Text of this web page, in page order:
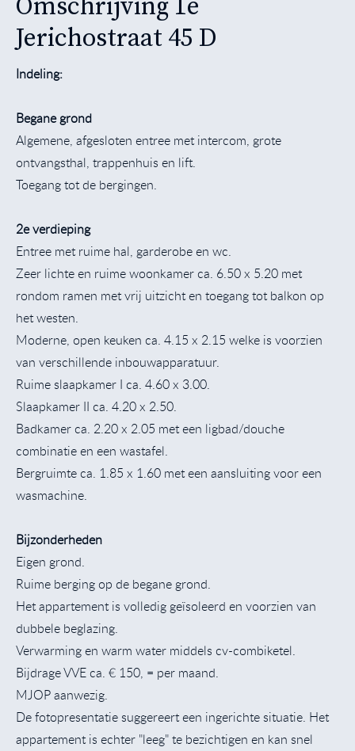
Omschrijving 1e
Jerichostraat 45 D
Indeling:
Begane grond
Algemene, afgesloten entree met intercom, grote
ontvangsthal, trappenhuis en lift.
Toegang tot de bergingen.
2e verdieping
Entree met ruime hal, garderobe en wc.
Zeer lichte en ruime woonkamer ca. 6.50 x 5.20 met
rondom ramen met vrij uitzicht en toegang tot balkon op
het westen.
Moderne, open keuken ca. 4.15 x 2.15 welke is voorzien
van verschillende inbouwapparatuur.
Ruime slaapkamer I ca. 4.60 x 3.00.
Slaapkamer II ca. 4.20 x 2.50.
Badkamer ca. 2.20 x 2.05 met een ligbad/douche
combinatie en een wastafel.
Bergruimte ca. 1.85 x 1.60 met een aansluiting voor een
wasmachine.
Bijzonderheden
Eigen grond.
Ruime berging op de begane grond.
Het appartement is volledig geïsoleerd en voorzien van
dubbele beglazing.
Verwarming en warm water middels cv-combiketel.
Bijdrage VVE ca. € 150, = per maand.
MJOP aanwezig.
De fotopresentatie suggereert een ingerichte situatie. Het
appartement is echter "leeg" te bezichtigen en kan snel